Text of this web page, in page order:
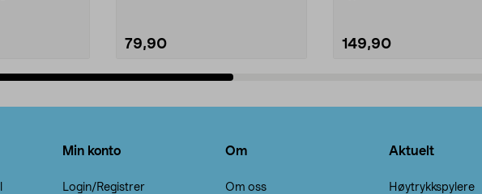
79,90 149,90
Min konto
Login/Registrer
Om
Om oss
Aktuelt
Høytrykkspylere